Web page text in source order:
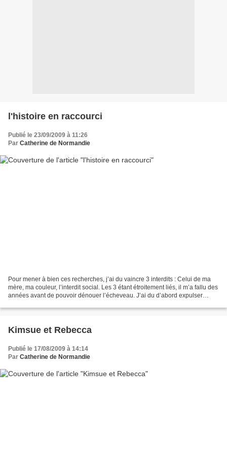
l'histoire en raccourci
Publié le 23/09/2009 à 11:26
Par Catherine de Normandie
Pour mener à bien ces recherches, j’ai du vaincre 3 interdits : Celui de ma
mère, ma couleur, l’interdit social. Les 3 étant étroitement liés, il m’a fallu des
années avant de pouvoir dénouer l’écheveau. J’ai du d’abord expulser
Kimsue et Rebecca
Publié le 17/08/2009 à 14:14
Par Catherine de Normandie